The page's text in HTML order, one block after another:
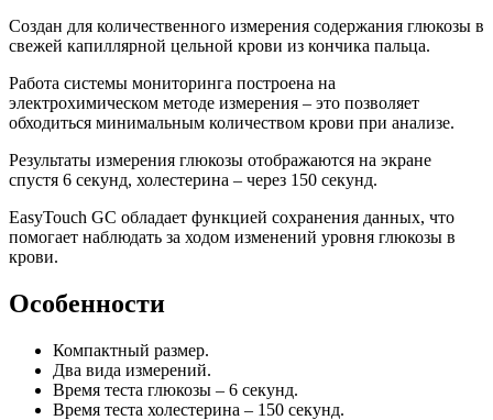
Cоздан для количественного измерения содержания глюкозы в
свежей капиллярной цельной крови из кончика пальца.
Работа системы мониторинга построена на
электрохимическом методе измерения – это позволяет
обходиться минимальным количеством крови при анализе.
Результаты измерения глюкозы отображаются на экране
спустя 6 секунд, холестерина – через 150 секунд.
EasyTouch GC обладает функцией сохранения данных, что
помогает наблюдать за ходом изменений уровня глюкозы в
крови.
Особенности
Компактный размер.
Два вида измерений.
Время теста глюкозы – 6 секунд.
Время теста холестерина – 150 секунд.